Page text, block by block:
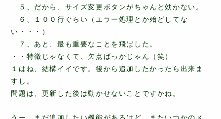
５、だから、サイズ変更ボタンがちゃんと効かない。
６、１００行ぐらい（エラー処理とか殆どしてな
い・・・）
７、あと、最も重要なことを飛ばした。
・・特徴じゃなくて、欠点ばっかじゃん（笑）
１はね、結構イイです。後から追加したかったら出来ま
すし。
問題は、更新した後は動かせないことですかね。
うー、まだ追加したい機能があるけど、またいつかのメ